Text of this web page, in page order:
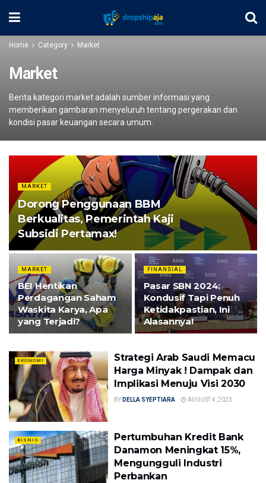
Home Category Market
Market
Berita kategori market adalah sumber informasi yang
memberikan gambaran menyeluruh tentang pergerakan dan
kondisi pasar keuangan secara umum.
MARKET
Dorong Penggunaan BBM
Berkualitas, Pemerintah Kaji
Subsidi Pertamax!
MARKET
BEI Hentikan
Perdagangan Saham
Waskita Karya, Apa
yang Terjadi?
FINANSIAL
Pasar SBN 2024:
Kondusif Tapi Penuh
Ketidakpastian, Ini
Alasannya!
EKONOMI
Strategi Arab Saudi Memacu
Harga Minyak ! Dampak dan
Implikasi Menuju Visi 2030
BY DELLA SYEPTIARA AUGUST 4, 2023
BISNIS
Pertumbuhan Kredit Bank
Danamon Meningkat 15%,
Mengungguli Industri
Perbankan